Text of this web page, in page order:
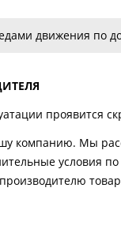
движения по
проявится
компанию. Мы
условия